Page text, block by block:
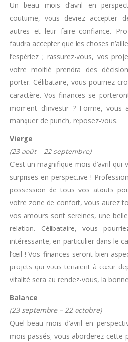
Un beau mois d’avril en
coutume, vous devrez accepter
autres et leur faire confiance.
faudra accepter que les choses
l’espériez ; rassurez-vous, vos
votre moitié prendra des
porter. Célibataire, vous pourriez
caractère. Vos finances se
moment d’investir ? Forme, vous
manquer de punch, reposez-vous.
Vierge
(23 août – 22 septembre)
C’est un magnifique mois d’avril
surprises en perspective !
possession de tous vos atouts
votre zone de confort, vous aurez
vos amours sont sereines, une
relation. Célibataire, vous
intéressante, en particulier dans le
l’œil !Vos finances seront bien
projets qui vous tenaient à cœur
vitalité sera au rendez-vous, la
Balance
(23 septembre – 22 octobre)
Quel beau mois d’avril en
mois passés, vous aborderez cette